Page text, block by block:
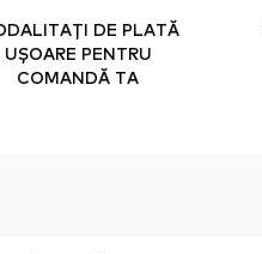
DE PLATĂ
UȘOARE PENTRU
COMANDĂ TA